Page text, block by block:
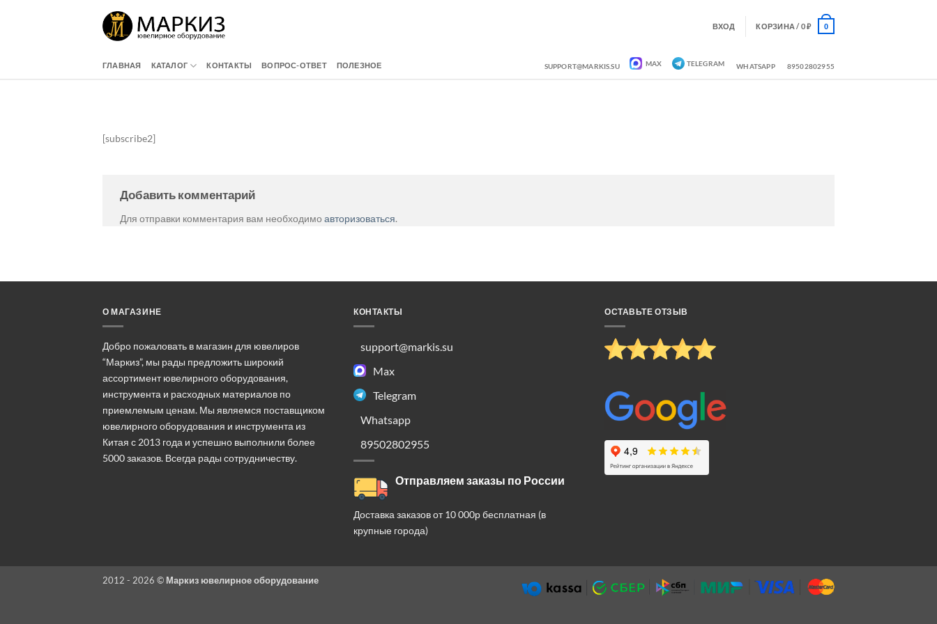
ВХОД КОРЗИНА /0₽ 0
ГЛАВНАЯ КАТАЛОГ КОНТАКТЫ ВОПРОС-ОТВЕТ ПОЛЕЗНОЕ SUPPORT@MARKIS.SU MAX TELEGRAM WHATSAPP 89502802955
[subscribe2]
Добавить комментарий
Для отправки комментария вам необходимо авторизоваться.
О МАГАЗИНЕ
Добро пожаловать в магазин для ювелиров
“Маркиз”, мы рады предложить широкий
ассортимент ювелирного оборудования,
инструмента и расходных материалов по
приемлемым ценам. Мы являемся поставщиком
ювелирного оборудования и инструмента из
Китая с 2013 года и успешно выполнили более
5000 заказов. Всегда рады сотрудничеству.
КОНТАКТЫ
support@markis.su
Max
Telegram
Whatsapp
89502802955
Отправляем заказы по России
Доставка заказов от 10 000р бесплатная (в
крупные города)
ОСТАВЬТЕ ОТЗЫВ
2012 - 2026 © Маркиз ювелирное оборудование